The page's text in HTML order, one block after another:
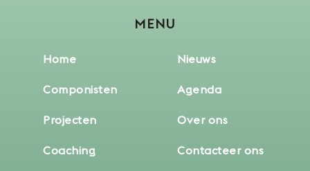
MENU
Home
Componisten
Projecten
Coaching
Nieuws
Agenda
Over ons
Contacteer ons